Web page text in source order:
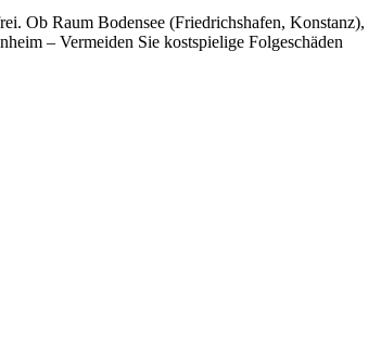
Ob Raum Bodensee (Friedrichshafen, Konstanz),
– Vermeiden Sie kostspielige Folgeschäden